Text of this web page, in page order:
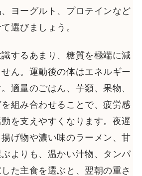
ヨーグルト、プロテインなど
選びましょう。
するあまり、糖質を極端に減
ん。運動後の体はエネルギー
適量のごはん、芋類、果物、
組み合わせることで、疲労感
を支えやすくなります。夜遅
げ物や濃い味のラーメン、甘
よりも、温かい汁物、タンパ
た主食を選ぶと、翌朝の重さ